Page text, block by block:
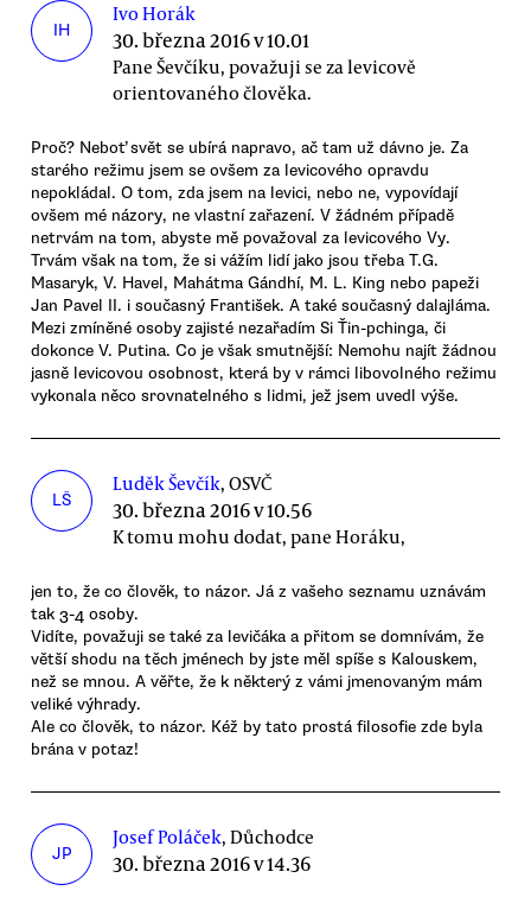
IH
Ivo Horák
30. března 2016 v 10.01
Pane Ševčíku, považuji se za levicově
orientovaného člověka.
Proč? Neboť svět se ubírá napravo, ač tam už dávno je. Za
starého režimu jsem se ovšem za levicového opravdu
nepokládal. O tom, zda jsem na levici, nebo ne, vypovídají
ovšem mé názory, ne vlastní zařazení. V žádném případě
netrvám na tom, abyste mě považoval za levicového Vy.
Trvám však na tom, že si vážím lidí jako jsou třeba T.G.
Masaryk, V. Havel, Mahátma Gándhí, M. L. King nebo papeži
Jan Pavel II. i současný František. A také současný dalajláma.
Mezi zmíněné osoby zajisté nezařadím Si Ťin-pchinga, či
dokonce V. Putina. Co je však smutnější: Nemohu najít žádnou
jasně levicovou osobnost, která by v rámci libovolného režimu
vykonala něco srovnatelného s lidmi, jež jsem uvedl výše.
LŠ
Luděk Ševčík, OSVČ
30. března 2016 v 10.56
K tomu mohu dodat, pane Horáku,
jen to, že co člověk, to názor. Já z vašeho seznamu uznávám
tak 3-4 osoby.
Vidíte, považuji se také za levičáka a přitom se domnívám, že
větší shodu na těch jménech by jste měl spíše s Kalouskem,
než se mnou. A věřte, že k některý z vámi jmenovaným mám
veliké výhrady.
Ale co člověk, to názor. Kéž by tato prostá filosofie zde byla
brána v potaz!
JP
Josef Poláček, Důchodce
30. března 2016 v 14.36